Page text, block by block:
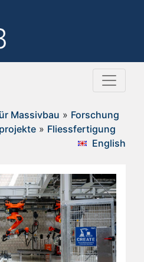
Massivbau » Forschung
» Fliessfertigung
English